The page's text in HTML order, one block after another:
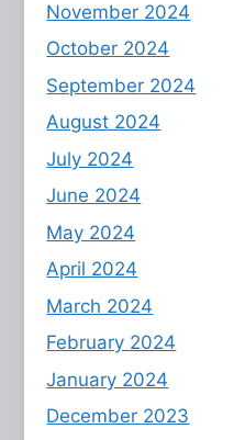
November 2024
October 2024
September 2024
August 2024
July 2024
June 2024
May 2024
April 2024
March 2024
February 2024
January 2024
December 2023